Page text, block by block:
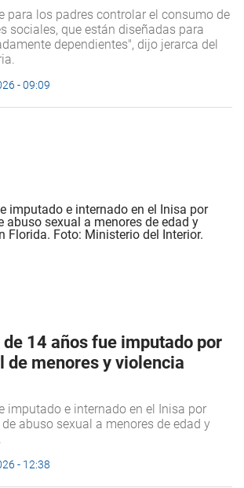
para los padres controlar el consumo de
sociales, que están diseñadas para
dependientes", dijo jerarca del
- 09:09
14 años fue imputado por
de menores y violencia
imputado e internado en el Inisa por
abuso sexual a menores de edad y
- 12:38